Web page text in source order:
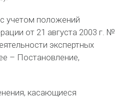
учетом положений
от 21 августа 2003 г. №
экспертных
– Постановление,
касающиеся